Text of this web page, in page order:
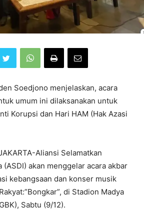
Soedjono menjelaskan, acara
umum ini dilaksanakan untuk
Korupsi dan Hari HAM (Hak Azasi
Aliansi Selamatkan
akan menggelar acara akbar
kebangsaan dan konser musik
di Stadion Madya
Sabtu (9/12).